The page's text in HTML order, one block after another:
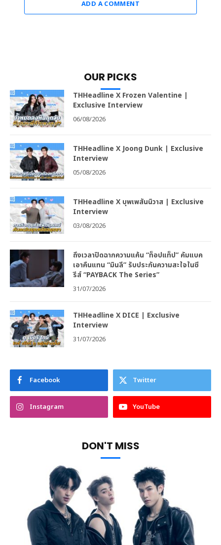
ADD A COMMENT
OUR PICKS
THHeadline X Frozen Valentine |
Exclusive Interview
06/08/2026
THHeadline X Joong Dunk | Exclusive
Interview
05/08/2026
THHeadline X บุพเพสันนิวาส | Exclusive
Interview
03/08/2026
ถึงเวลาปิดฉากความแค้น “ท็อปแท็ป” คัมแบค
เอาคืนแทน “มินลี” รับประกันความสะใจในซี
รีส์ “PAYBACK The Series”
31/07/2026
THHeadline X DICE | Exclusive
Interview
31/07/2026
Facebook Twitter
Instagram YouTube
DON'T MISS